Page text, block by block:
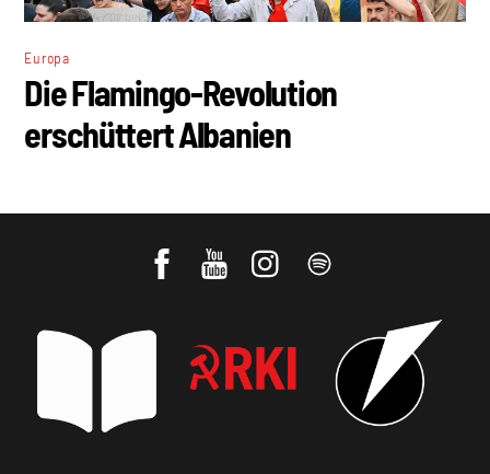
Europa
Die Flamingo-Revolution
erschüttert Albanien